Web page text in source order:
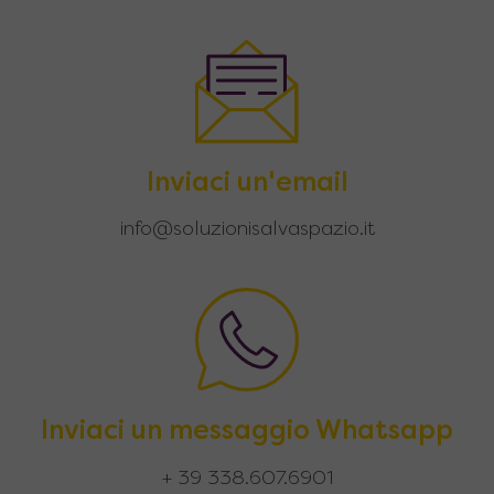
Inviaci un'email
info@soluzionisalvaspazio.it
Inviaci un messaggio Whatsapp
+ 39 338.607.6901